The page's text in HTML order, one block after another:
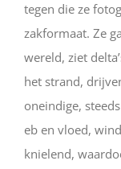
tegen die ze
zakformaat. Ze
wereld, ziet
het strand,
oneindige,
eb en vloed,
knielend,